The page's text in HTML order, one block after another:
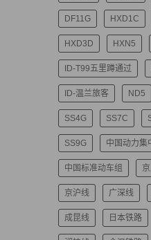
DF11G HXD1C
HXD3D HXN5
ID-T99五里蹲通过
ID-温兰旅客 ND5
SS4G SS7C
SS9G 中国动力集
中国标准动车组
京沪线 广深线
成昆线 日本铁路